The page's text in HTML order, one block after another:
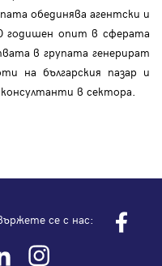
обединява агентски и
годишен опит в сферата
в групата генерират
на българския пазар и
в сектора.
се с нас: